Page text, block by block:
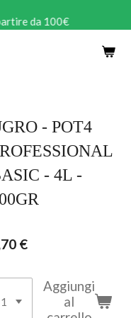
da 100€
- POT4
- 4L -
€
Aggiungi
al